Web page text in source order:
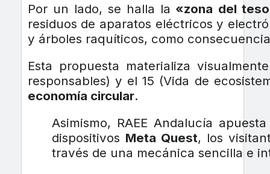
Por un lado, se halla la «zona del
residuos de aparatos eléctricos y
y árboles raquíticos, como
Esta propuesta materializa
responsables) y el 15 (Vida de
economía circular.
Asimismo, RAEE Andalucía
dispositivos Meta Quest, los
través de una mecánica sencilla e